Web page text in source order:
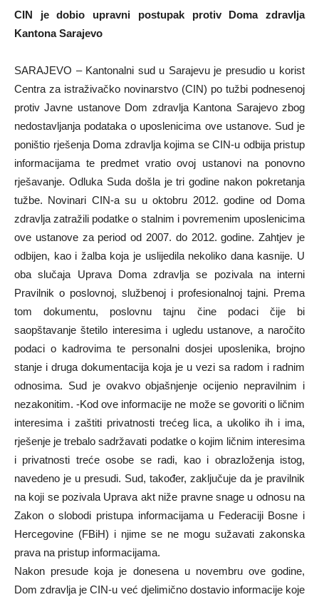
CIN je dobio upravni postupak protiv Doma zdravlja
Kantona Sarajevo
SARAJEVO – Kantonalni sud u Sarajevu je presudio u korist
Centra za istraživačko novinarstvo (CIN) po tužbi podnesenoj
protiv Javne ustanove Dom zdravlja Kantona Sarajevo zbog
nedostavljanja podataka o uposlenicima ove ustanove. Sud je
poništio rješenja Doma zdravlja kojima se CIN-u odbija pristup
informacijama te predmet vratio ovoj ustanovi na ponovno
rješavanje. Odluka Suda došla je tri godine nakon pokretanja
tužbe. Novinari CIN-a su u oktobru 2012. godine od Doma
zdravlja zatražili podatke o stalnim i povremenim uposlenicima
ove ustanove za period od 2007. do 2012. godine. Zahtjev je
odbijen, kao i žalba koja je uslijedila nekoliko dana kasnije. U
oba slučaja Uprava Doma zdravlja se pozivala na interni
Pravilnik o poslovnoj, službenoj i profesionalnoj tajni. Prema
tom dokumentu, poslovnu tajnu čine podaci čije bi
saopštavanje štetilo interesima i ugledu ustanove, a naročito
podaci o kadrovima te personalni dosjei uposlenika, brojno
stanje i druga dokumentacija koja je u vezi sa radom i radnim
odnosima. Sud je ovakvo objašnjenje ocijenio nepravilnim i
nezakonitim. -Kod ove informacije ne može se govoriti o ličnim
interesima i zaštiti privatnosti trećeg lica, a ukoliko ih i ima,
rješenje je trebalo sadržavati podatke o kojim ličnim interesima
i privatnosti treće osobe se radi, kao i obrazloženja istog,
navedeno je u presudi. Sud, također, zaključuje da je pravilnik
na koji se pozivala Uprava akt niže pravne snage u odnosu na
Zakon o slobodi pristupa informacijama u Federaciji Bosne i
Hercegovine (FBiH) i njime se ne mogu sužavati zakonska
prava na pristup informacijama.
Nakon presude koja je donesena u novembru ove godine,
Dom zdravlja je CIN-u već djelimično dostavio informacije koje